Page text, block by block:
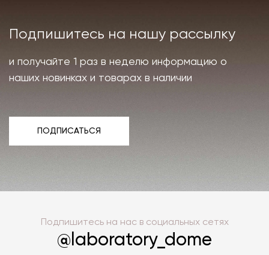
Подпишитесь на нашу рассылку
и получайте 1 раз в неделю информацию о
наших новинках и товарах в наличии
ПОДПИСАТЬСЯ
Подпишитесь на нас в социальных сетях
@laboratory_dome